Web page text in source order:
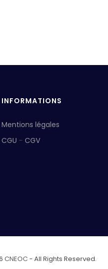
INFORMATIONS
Mentions légales
CGU -CGV
CNEOC- All Rights Reserved.